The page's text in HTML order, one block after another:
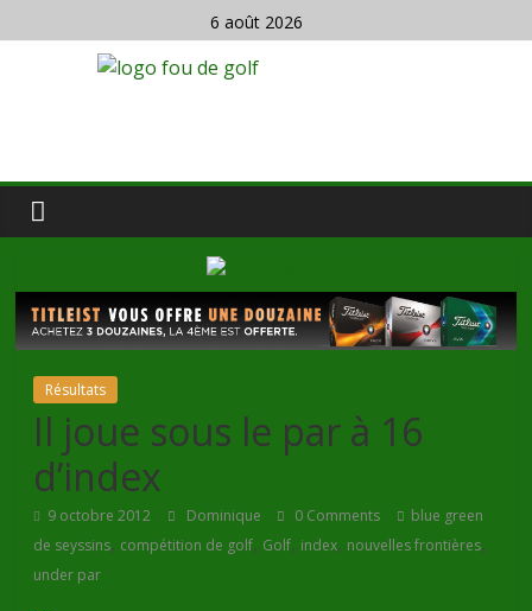
6 août 2026
Résultats
Il joue sous le par à 16
d’index
9 octobre 2012 Dominique 0 Comments
blue green
de seyssins, compétition de golf, Golf, index, nouvelles frontières,
under par